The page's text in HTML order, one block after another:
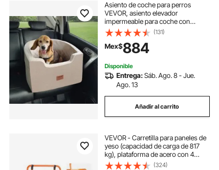
Asiento de coche para perros
VEVOR, asiento elevador
impermeable para coche con
bolsillo de almacenamiento, correa
de seguridad con clip y relleno de
esponja, cama para perros
pequeños y medianos de hasta 25
kg, color marrón
(131)
Mex$884
Disponible
Entrega:Sáb. Ago. 8 - Jue.
Ago. 13
Añadir al carrito
VEVOR - Carretilla para paneles de
yeso (capacidad de carga de 817
kg), plataforma de acero con 4
ruedas giratorias, resistente y
(324)